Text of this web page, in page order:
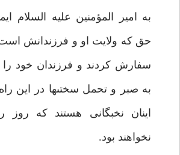
به امير المؤمنين عليه السلام
حق كه ولايت او و فرزندانش
سفارش كردند و فرزندان خود را
به صبر و تحمل سختى‏ها در اين
اينان نخبگانى هستند كه روز
نخواهند بود.